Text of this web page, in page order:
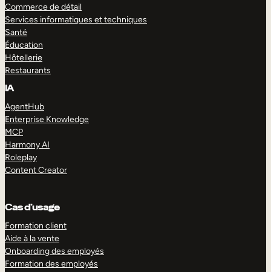
Commerce de détail
Services informatiques et techniques
Santé
Éducation
Hôtellerie
Restaurants
IA
AgentHub
Enterprise Knowledge
MCP
Harmony AI
Roleplay
Content Creator
Cas d’usage
Formation client
Aide à la vente
Onboarding des employés
Formation des employés